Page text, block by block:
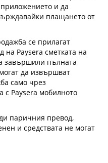
и да
плащането от
се прилагат
на Paysera сметката на
завършили пълната
да извършват
само чрез
с Paysera мобилното
паричния превод,
и средствата не могат